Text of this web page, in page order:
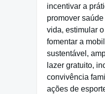
incentivar a
promover
vida, estimular
fomentar a
sustentável,
lazer gratuito,
convivência
ações de